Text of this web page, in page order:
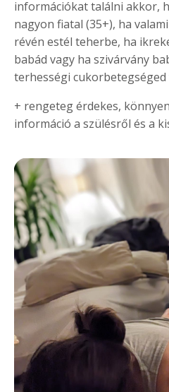
információkat találni akkor,
nagyon fiatal (35+), ha
révén estél teherbe, ha
babád vagy ha szivárvány
terhességi cukorbetegséged
+ rengeteg érdekes,
információ a szülésről és a